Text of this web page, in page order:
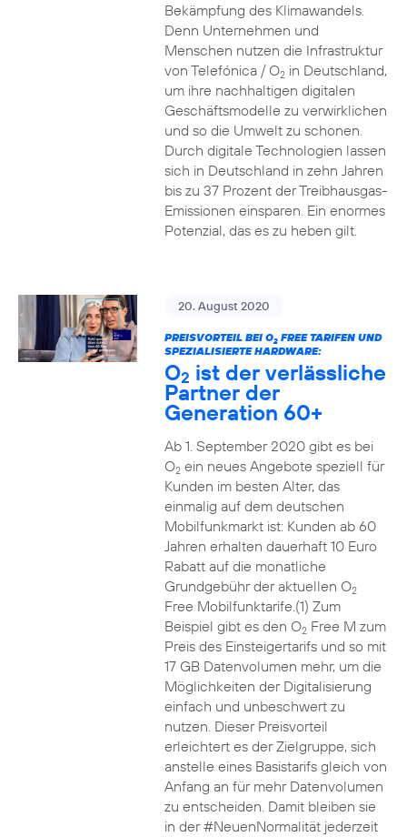
Bekämpfung des Klimawandels.
Denn Unternehmen und
Menschen nutzen die Infrastruktur
von Telefónica / O2in Deutschland,
um ihre nachhaltigen digitalen
Geschäftsmodelle zu verwirklichen
und so die Umwelt zu schonen.
Durch digitale Technologien lassen
sich in Deutschland in zehn Jahren
bis zu 37 Prozent der Treibhausgas-
Emissionen einsparen. Ein enormes
Potenzial, das es zu heben gilt.
20. August 2020
PREISVORTEIL BEI O2FREE TARIFEN UND
SPEZIALISIERTE HARDWARE:
O2 ist der verlässliche
Partner der
Generation 60+
Ab 1. September 2020 gibt es bei
O2ein neues Angebote speziell für
Kunden im besten Alter, das
einmalig auf dem deutschen
Mobilfunkmarkt ist: Kunden ab 60
Jahren erhalten dauerhaft 10 Euro
Rabatt auf die monatliche
Grundgebühr der aktuellen O2
Free Mobilfunktarife.(1) Zum
Beispiel gibt es den O2Free M zum
Preis des Einsteigertarifs und so mit
17 GB Datenvolumen mehr, um die
Möglichkeiten der Digitalisierung
einfach und unbeschwert zu
nutzen. Dieser Preisvorteil
erleichtert es der Zielgruppe, sich
anstelle eines Basistarifs gleich von
Anfang an für mehr Datenvolumen
zu entscheiden. Damit bleiben sie
in der #NeuenNormalität jederzeit